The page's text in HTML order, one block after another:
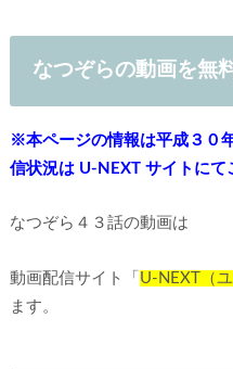
なつぞらの動画を無
※本ページの情報は平成３０
信状況は U-NEXT サイトにて
なつぞら４３話の動画は
動画配信サイト「 U-NEXT（
ます。